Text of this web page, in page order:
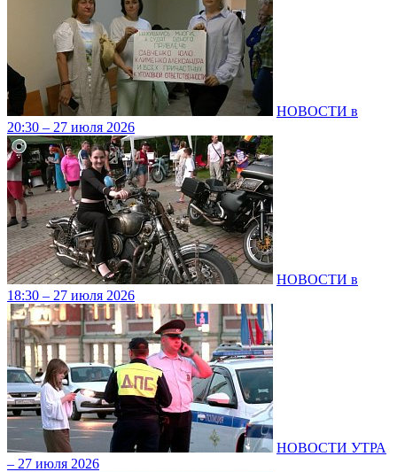
НОВОСТИ в
20:30 – 27 июля 2026
НОВОСТИ в
18:30 – 27 июля 2026
НОВОСТИ УТРА
– 27 июля 2026